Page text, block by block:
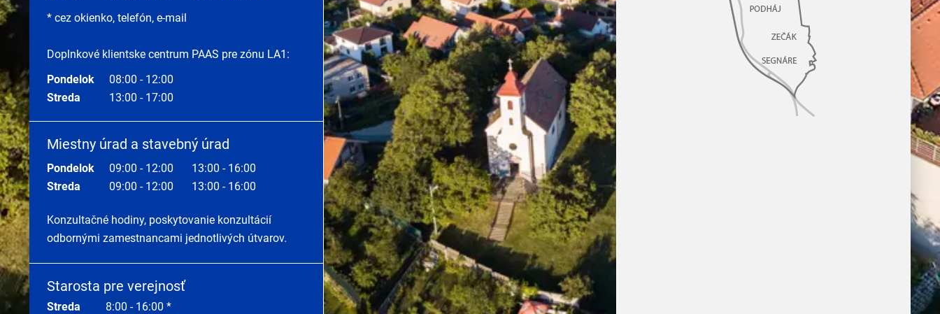
* cez okienko, telefón, e-mail
Doplnkové klientske centrum PAAS pre zónu LA1:
Pondelok
08:00 - 12:00
Streda
13:00 - 17:00
Miestny úrad a stavebný úrad
Pondelok 09:00 - 12:00
13:00 - 16:00
Streda
09:00 - 12:00 13:00 - 16:00
Konzultačné hodiny, poskytovanie konzultácií
odbornými zamestnancami jednotlivých útvarov.
Starosta pre verejnosť
Streda 8:00 - 16:00 *